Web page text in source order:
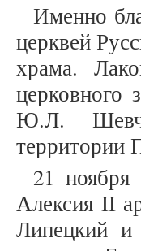
Именно
церквей
храма.
церковного
Ю.Л.
территории
21
Алексия II
Липецкий и